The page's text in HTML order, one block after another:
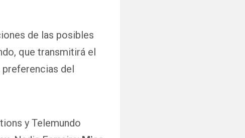
de las posibles
que transmitirá el
del
y Telemundo